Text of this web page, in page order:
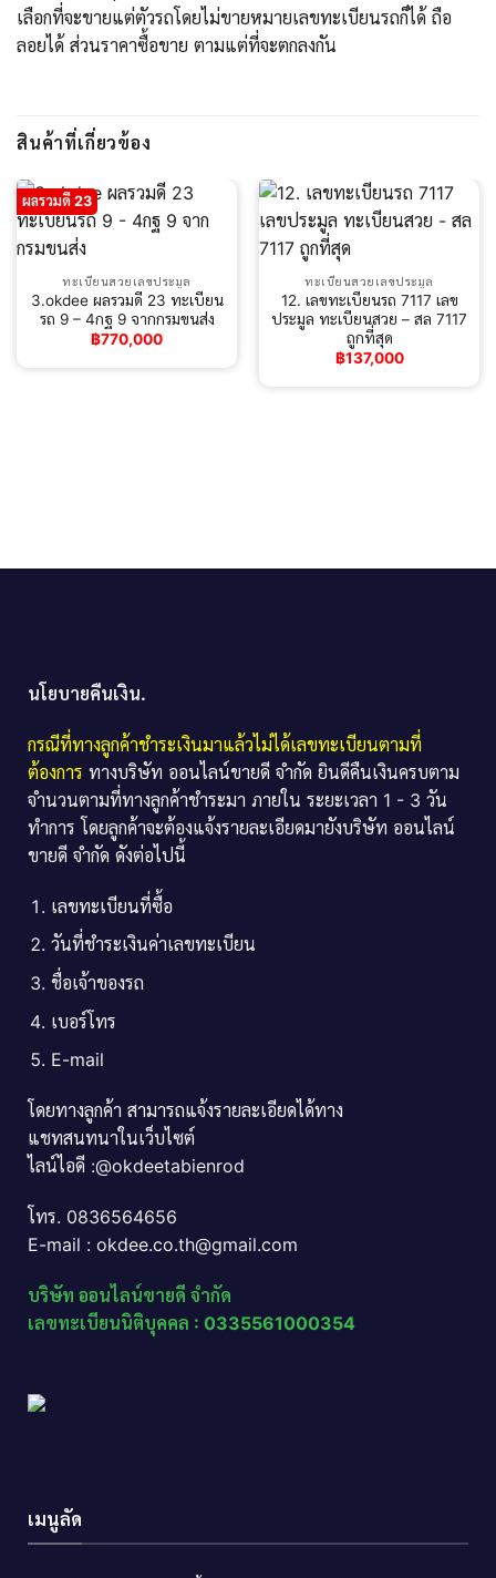
เลือกที่จะขายแต่ตัวรถโดยไม่ขายหมายเลขทะเบียนรถก็ได้ ถือ
ลอยได้ ส่วนราคาซื้อขาย ตามแต่ที่จะตกลงกัน
สินค้าที่เกี่ยวข้อง
ผลรวมดี 23
ทะเบียนสวยเลขประมูล
3.okdee ผลรวมดี 23 ทะเบียน
รถ 9 – 4กฐ 9​ จากกรมขนส่ง
฿770,000
ทะเบียนสวยเลขประมูล
12. เลขทะเบียนรถ 7117 เลข
ประมูล ทะเบียนสวย – สล 7117
ถูกที่สุด
฿137,000
นโยบายคืนเงิน.
กรณีที่ทางลูกค้าชำระเงินมาแล้วไม่ได้เลขทะเบียนตามที่
ต้องการ ทางบริษัท ออนไลน์ขายดี จำกัด ยินดีคืนเงินครบตาม
จำนวนตามที่ทางลูกค้าชำระมา ภายใน ระยะเวลา 1 - 3 วัน
ทำการ โดยลูกค้าจะต้องแจ้งรายละเอียดมายังบริษัท ออนไลน์
ขายดี จำกัด ดังต่อไปนี้
เลขทะเบียนที่ซื้อ
วันที่ชำระเงินค่าเลขทะเบียน
ชื่อเจ้าของรถ
เบอร์โทร
E-mail
โดยทางลูกค้า สามารถแจ้งรายละเอียดได้ทาง
แชทสนทนาในเว็บไซต์
ไลน์ไอดี :@okdeetabienrod
โทร. 0836564656
E-mail : okdee.co.th@gmail.com
บริษัท ออนไลน์ขายดี จำกัด
เลขทะเบียนนิติบุคคล : 0335561000354
เมนูลัด